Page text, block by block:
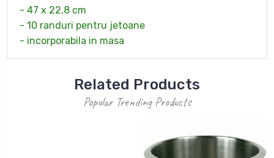
- 47 x 22,8 cm
- 10 randuri pentru jetoane
- incorporabila in masa
Related Products
Popular Trending Products